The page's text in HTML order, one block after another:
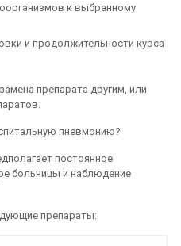
к выбранному
и продолжительности курса
препарата другим, или
пневмонию?
постоянное
больницы и наблюдение
препараты: